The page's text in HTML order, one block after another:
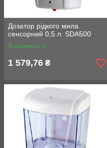
Дозатор рідкого мила
сенсорний 0,5 л. SDA500
В наявності
1 579,76 ₴